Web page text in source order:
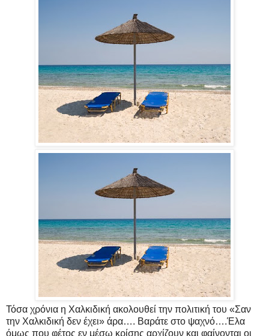
Τόσα χρόνια η Χαλκιδική ακολουθεί την πολιτική του «Σαν
την Χαλκιδική δεν έχει» άρα…. Βαράτε στο ψαχνό….Έλα
όμως που φέτος εν μέσω κρίσης αρχίζουν και φαίνονται οι